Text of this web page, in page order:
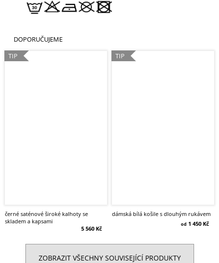
DOPORUČUJEME
TIP
černé saténové široké kalhoty se
skladem a kapsami
5 560 Kč
TIP
dámská bílá košile s dlouhým rukávem
od 1 450 Kč
ZOBRAZIT VŠECHNY SOUVISEJÍCÍ PRODUKTY